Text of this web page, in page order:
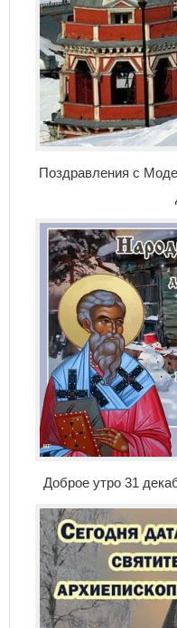
Поздравления с
Доброе утро 31